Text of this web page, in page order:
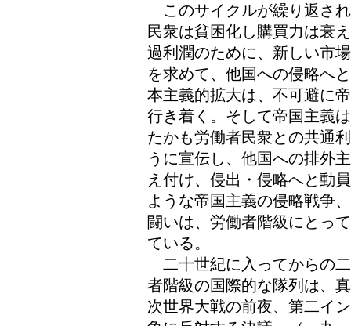
このサイクルが繰り返さ
民衆は貧困化し購買力は衰
過利潤のために、新しい市
を求めて、他国への侵略へ
本主義的拡大は、不可避に
行き着く。そして帝国主義
たかも労働者民衆との共通
うに宣伝し、他国への排外
え付け、侵出・侵略へと動
ような帝国主義の侵略戦争
闘いは、労働者階級にとっ
ている。
二十世紀に入ってからの
者階級の国際的な隊列は、
次世界大戦の前夜、第二イ